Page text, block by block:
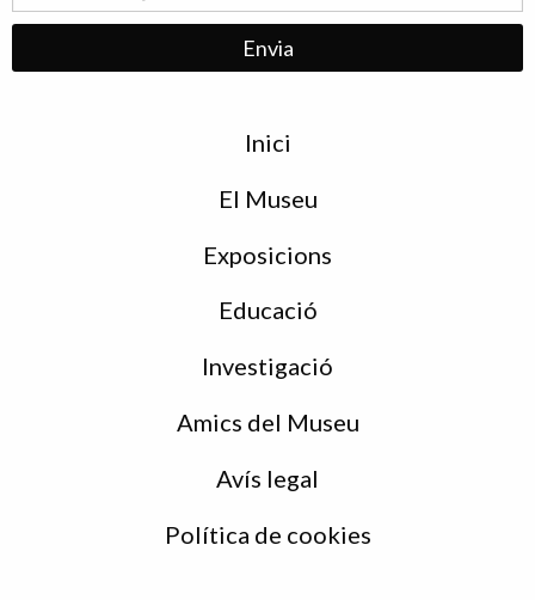
Inici
El Museu
Exposicions
Educació
Investigació
Amics del Museu
Avís legal
Política de cookies